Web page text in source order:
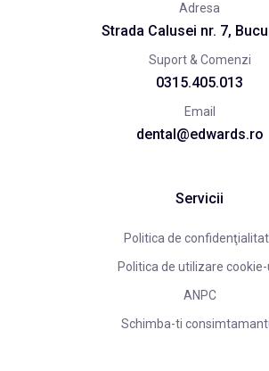
Adresa
Strada Calusei nr. 7,
Suport & Comenzi
0315.405.013
Email
dental@edwards.ro
Servicii
Politica de
Politica de utilizare
ANPC
Schimba-ti